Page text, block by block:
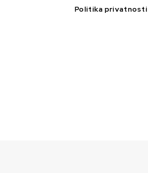
Politika privatnosti